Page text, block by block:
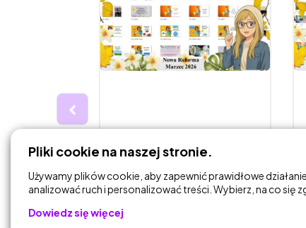
Zajęcia organizacyjne bez
nudy. Zasady
współpracy,…
Pliki cookie na naszej stronie.
Używamy plików cookie, aby zapewnić prawidłowe działanie
analizować ruch i personalizować treści. Wybierz, na co się
Dowiedz się więcej